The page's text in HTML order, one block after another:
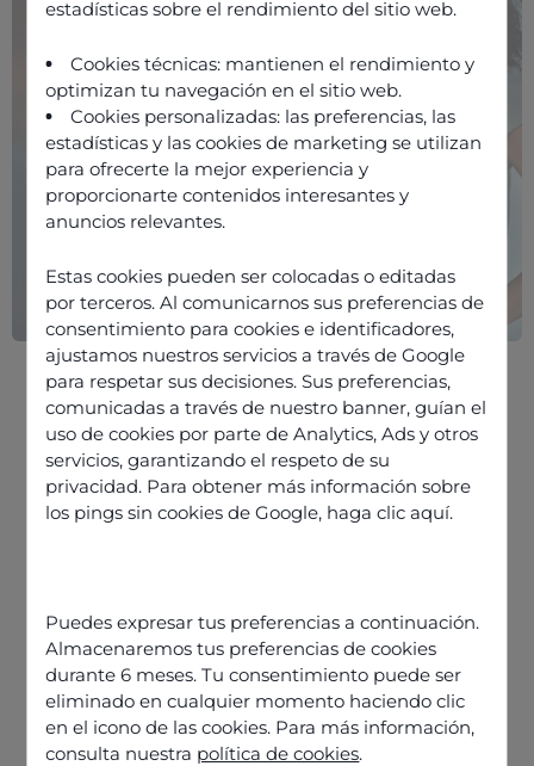
estadísticas sobre el rendimiento del sitio web.
Cookies técnicas: mantienen el rendimiento y
optimizan tu navegación en el sitio web.
Cookies personalizadas: las preferencias, las
estadísticas y las cookies de marketing se utilizan
para ofrecerte la mejor experiencia y
proporcionarte contenidos interesantes y
anuncios relevantes.
Estas cookies pueden ser colocadas o editadas
por terceros. Al comunicarnos sus preferencias de
consentimiento para cookies e identificadores,
ajustamos nuestros servicios a través de Google
para respetar sus decisiones. Sus preferencias,
comunicadas a través de nuestro banner, guían el
uso de cookies por parte de Analytics, Ads y otros
servicios, garantizando el respeto de su
privacidad. Para obtener más información sobre
los pings sin cookies de Google, haga clic aquí.
Puedes expresar tus preferencias a continuación.
Almacenaremos tus preferencias de cookies
durante 6 meses. Tu consentimiento puede ser
eliminado en cualquier momento haciendo clic
en el icono de las cookies. Para más información,
consulta nuestra política de cookies.
18 août 2021
L’IA, une solution pour réduire les
temps d’attente des centres de
temps d’attente des centres de
contacts ?
La dernière étape pour réduire les
temps d’attente dans les centres
de contacts : l’organisation